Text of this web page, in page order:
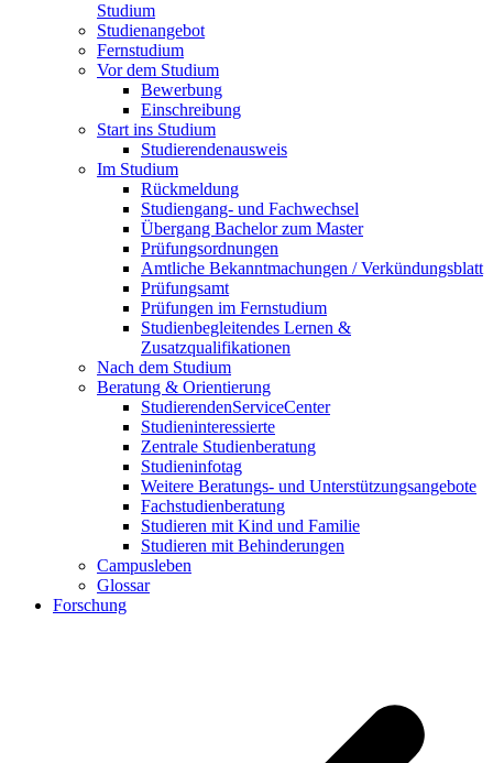
Studium
Studienangebot
Fernstudium
Vor dem Studium
Bewerbung
Einschreibung
Start ins Studium
Studierendenausweis
Im Studium
Rückmeldung
Studiengang- und Fachwechsel
Übergang Bachelor zum Master
Prüfungsordnungen
Amtliche Bekanntmachungen / Verkündungsblatt
Prüfungsamt
Prüfungen im Fernstudium
Studienbegleitendes Lernen &
Zusatzqualifikationen
Nach dem Studium
Beratung & Orientierung
StudierendenServiceCenter
Studieninteressierte
Zentrale Studienberatung
Studieninfotag
Weitere Beratungs- und Unterstützungsangebote
Fachstudienberatung
Studieren mit Kind und Familie
Studieren mit Behinderungen
Campusleben
Glossar
Forschung